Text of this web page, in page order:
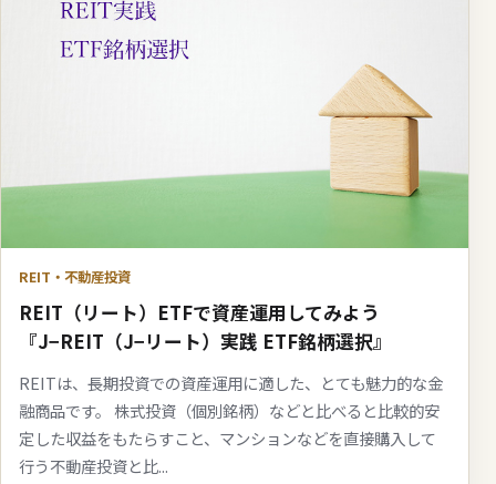
REIT・不動産投資
REIT（リート）ETFで資産運用してみよう
『J−REIT（J−リート）実践 ETF銘柄選択』
REITは、長期投資での資産運用に適した、とても魅力的な金
融商品です。 株式投資（個別銘柄）などと比べると比較的安
定した収益をもたらすこと、マンションなどを直接購入して
行う不動産投資と比...